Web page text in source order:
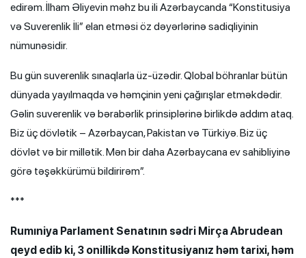
edirəm. İlham Əliyevin məhz bu ili Azərbaycanda “Konstitusiya
və Suverenlik İli” elan etməsi öz dəyərlərinə sadiqliyinin
nümunəsidir.
Bu gün suverenlik sınaqlarla üz-üzədir. Qlobal böhranlar bütün
dünyada yayılmaqda və həmçinin yeni çağırışlar etməkdədir.
Gəlin suverenlik və bərabərlik prinsiplərinə birlikdə addım ataq.
Biz üç dövlətik – Azərbaycan, Pakistan və Türkiyə. Biz üç
dövlət və bir millətik. Mən bir daha Azərbaycana ev sahibliyinə
görə təşəkkürümü bildirirəm”.
***
Rumıniya Parlament Senatının sədri Mirça Abrudean
qeyd edib ki, 3 onillikdə Konstitusiyanız həm tarixi, həm